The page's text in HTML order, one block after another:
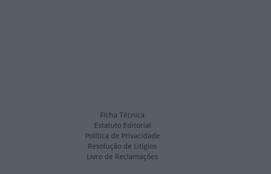
Ficha Técnica
Estatuto Editorial
Política de Privacidade
Resolução de Litígios
Livro de Reclamações